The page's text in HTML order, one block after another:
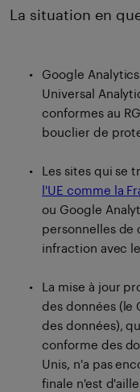
La situation en
Google
Universal
conformes au
bouclier de
Les sites qui se
l'UE comme la
ou Google
personnelles de
infraction avec le
La mise à jour
des données (le
des données),
conforme des
Unis, n'a pas
finale n'est